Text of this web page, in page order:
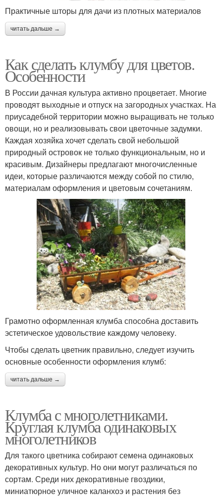
Практичные шторы для дачи из плотных материалов
читать дальше →
Как сделать клумбу для цветов.
Особенности
В России дачная культура активно процветает. Многие
проводят выходные и отпуск на загородных участках. На
приусадебной территории можно выращивать не только
овощи, но и реализовывать свои цветочные задумки.
Каждая хозяйка хочет сделать свой небольшой
природный островок не только функциональным, но и
красивым. Дизайнеры предлагают многочисленные
идеи, которые различаются между собой по стилю,
материалам оформления и цветовым сочетаниям.
Грамотно оформленная клумба способна доставить
эстетическое удовольствие каждому человеку.
Чтобы сделать цветник правильно, следует изучить
основные особенности оформления клумб:
читать дальше →
Клумба с многолетниками.
Круглая клумба одинаковых
многолетников
Для такого цветника собирают семена одинаковых
декоративных культур. Но они могут различаться по
сортам. Среди них декоративные гвоздики,
миниатюрное уличное каланхоэ и растения без